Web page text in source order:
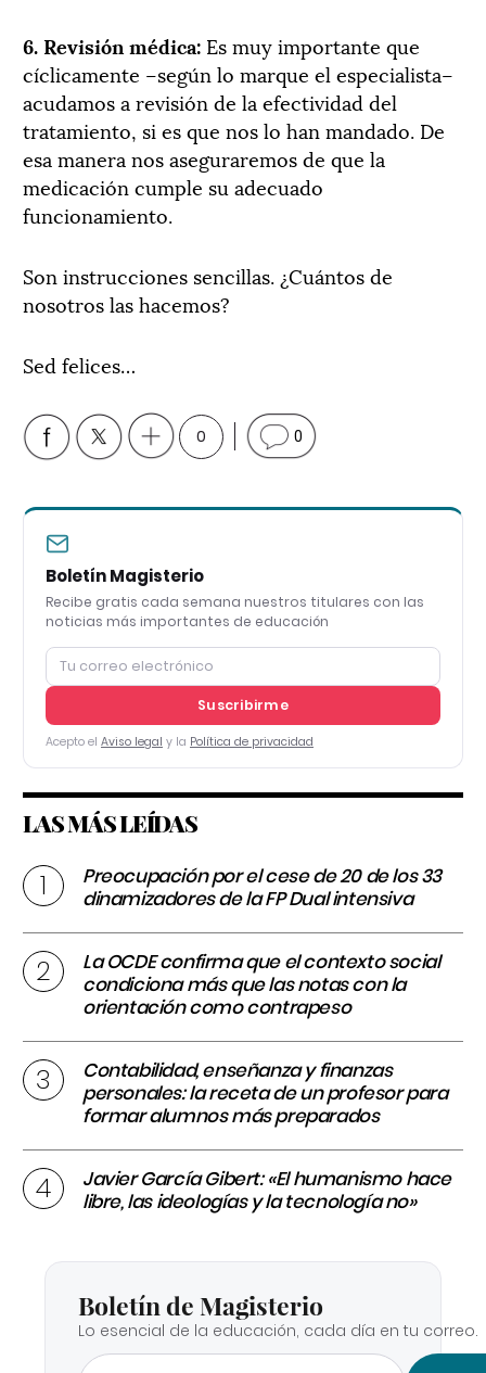
6. Revisión médica: Es muy importante que
cíclicamente –según lo marque el especialista–
acudamos a revisión de la efectividad del
tratamiento, si es que nos lo han mandado. De
esa manera nos aseguraremos de que la
medicación cumple su adecuado
funcionamiento.
Son instrucciones sencillas. ¿Cuántos de
nosotros las hacemos?
Sed felices…
0 0
Boletín Magisterio
Recibe gratis cada semana nuestros titulares con las
noticias más importantes de educación
Suscribirme
Acepto el Aviso legal y la Política de privacidad
LAS MÁS LEÍDAS
Preocupación por el cese de 20 de los 33
dinamizadores de la FP Dual intensiva
La OCDE confirma que el contexto social
condiciona más que las notas con la
orientación como contrapeso
Contabilidad, enseñanza y finanzas
personales: la receta de un profesor para
formar alumnos más preparados
Javier García Gibert: «El humanismo hace
libre, las ideologías y la tecnología no»
Boletín de Magisterio
Lo esencial de la educación, cada día en tu correo.